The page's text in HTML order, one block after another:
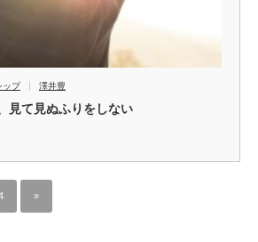
ップ 澤井豊
見て見ぬふりをしない
»